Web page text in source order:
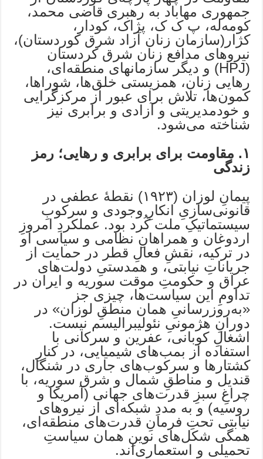
جمهوری مهاباد به رهبری قاضی محمد،
کومه‌له، پ ک ک، پژاک، کودار،
کژار(سازمان زنان آزاد شرق کوردستان)،
نیروهای مدافع زنان شرق کردستان
(HPJ) و دیگر سازمانهای منطقه‌ای،
رهایی زنان، همزیستی خلق‌ها، شوراها،
کمون‌ها، تلاش برای عبور از مرکزگرایی
و خودمدیریتی و آزادی و برابری نیز
شناخته می‌شود.
۱. مقاومت برای برابری و رهایی؛ رمز
زندگی
پیمانِ لوزان (۱۹۲۳) نقطهٔ عطفی در
قانونی‌سازیِ انکارِ وجودی و سرکوبِ
سیستماتیکِ ملت کُرد بود. عملکردِ امروزِ
اردوغان و همراهانِ نظامی و سیاسی او
در ترکیه، نقشِ فعالِ قطر در حمایت از
جریاناتِ نیابتی، و همدستیِ دولت‌های
عراق و حکومتِ موقت سوریه و ایران در
تداومِ این سیاست‌ها، چیزی جز
«به‌روزرسانیِ همان منطقِ لوزان» در
دورانِ هژمونیِ نئولیبرالیسم نیست.
اشغالِ کوبانی، عفرین و سرکانی با
استفاده از بمب‌های شیمیایی، در کنارِ
کشتارها و سرکوب‌های جاری در شنگال،
قندیل و مناطقِ شمال و شرق سوریه، با
چراغِ سبزِ قدرت‌های جهانی (آمریکا و
روسیه) و به مددِ شبکه‌ای از نیروهای
نیابتی تحتِ فرمانِ قدرت‌های منطقه‌ای،
همگی شکل‌های نوینِ همان سیاستِ
تحمیلی و استعماری‌اند.